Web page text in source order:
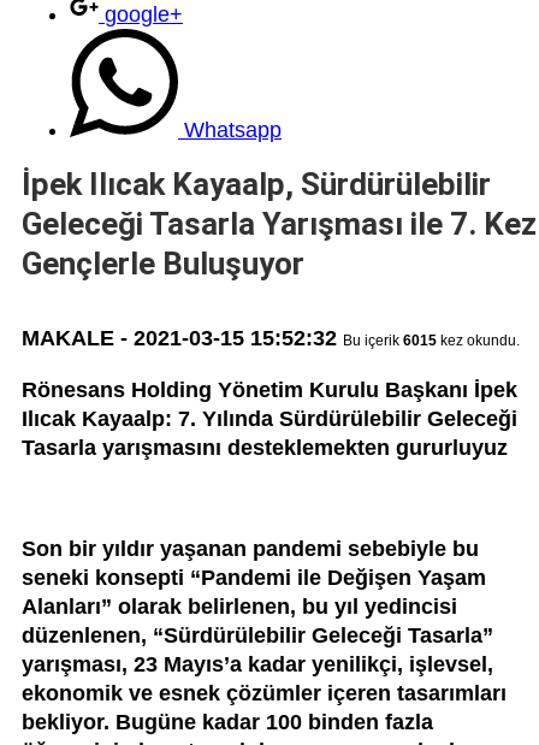
google+
Whatsapp
İpek Ilıcak Kayaalp, Sürdürülebilir
Geleceği Tasarla Yarışması ile 7. Kez
Gençlerle Buluşuyor
MAKALE - 2021-03-15 15:52:32 Bu içerik 6015 kez okundu.
Rönesans Holding Yönetim Kurulu Başkanı İpek
Ilıcak Kayaalp: 7. Yılında Sürdürülebilir Geleceği
Tasarla yarışmasını desteklemekten gururluyuz
Son bir yıldır yaşanan pandemi sebebiyle bu
seneki konsepti “Pandemi ile Değişen Yaşam
Alanları” olarak belirlenen, bu yıl yedincisi
düzenlenen, “Sürdürülebilir Geleceği Tasarla”
yarışması, 23 Mayıs’a kadar yenilikçi, işlevsel,
ekonomik ve esnek çözümler içeren tasarımları
bekliyor. Bugüne kadar 100 binden fazla